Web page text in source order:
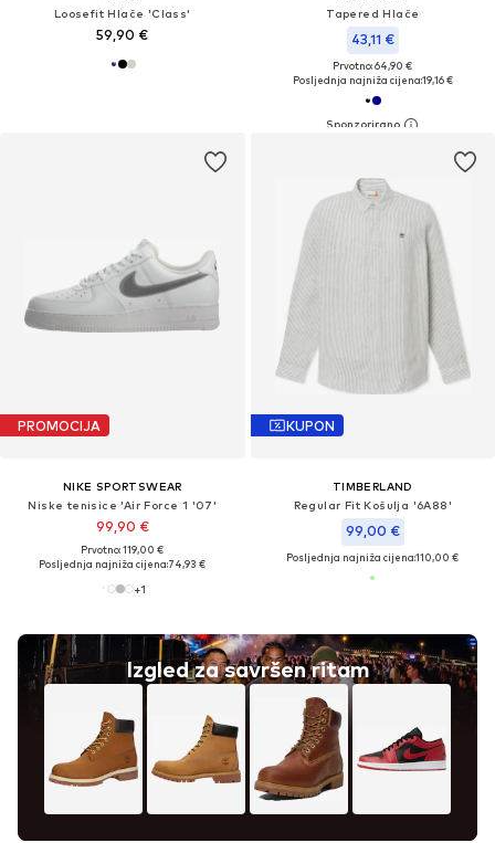
Loosefit Hlače 'Class'
59,90 €
Tapered Hlače
43,11 €
Prvotno: 64,90 €
Posljednja najniža cijena:19,16 €
PROMOCIJA
NIKE SPORTSWEAR
Niske tenisice 'Air Force 1 '07'
99,90 €
Prvotno: 119,00 €
Posljednja najniža cijena:74,93 €
+1
Izgled za savršen ritam
KUPON
TIMBERLAND
Regular Fit Košulja '6A88'
99,00 €
Posljednja najniža cijena:110,00 €